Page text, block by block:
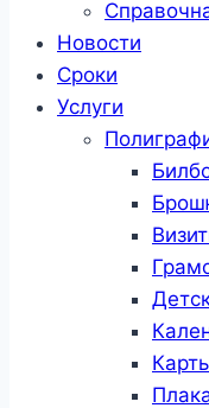
Новости
Сроки
Услуги